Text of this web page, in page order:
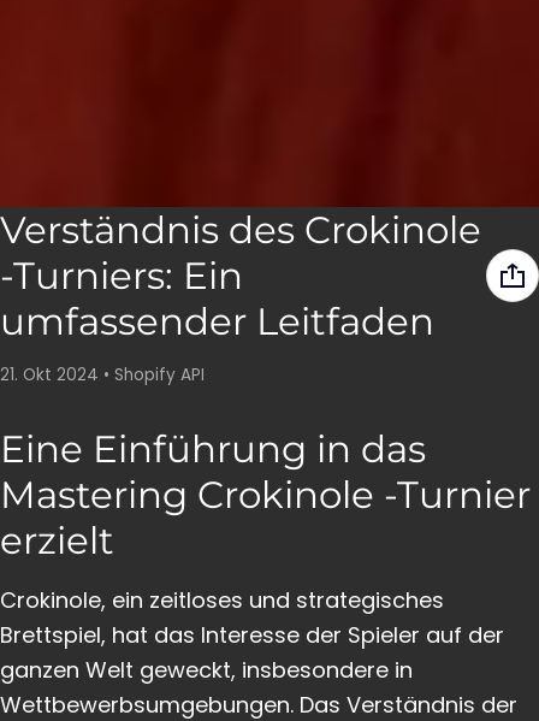
Verständnis des Crokinole
-Turniers: Ein
umfassender Leitfaden
21. Okt 2024 • Shopify API
Eine Einführung in das
Mastering Crokinole -Turnier
erzielt
Crokinole, ein zeitloses und strategisches
Brettspiel, hat das Interesse der Spieler auf der
ganzen Welt geweckt, insbesondere in
Wettbewerbsumgebungen. Das Verständnis der